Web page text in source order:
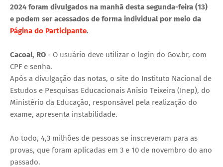
2024 foram divulgados na manhã desta segunda-feira (13)
e podem ser acessados de forma individual por meio da
Página do Participante.
Cacoal, RO - O usuário deve utilizar o login do Gov.br, com
CPF e senha.
Após a divulgação das notas, o site do Instituto Nacional de
Estudos e Pesquisas Educacionais Anísio Teixeira (Inep), do
Ministério da Educação, responsável pela realização do
exame, apresenta instabilidade.
Ao todo, 4,3 milhões de pessoas se inscreveram para as
provas, que foram aplicadas em 3 e 10 de novembro do ano
passado.